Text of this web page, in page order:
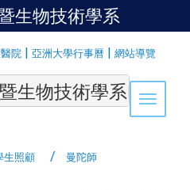
生物技術學系
院 | 亞洲大學行事曆 | 網站導覽
Toggle
生物技術學系
生照顧 曼陀師